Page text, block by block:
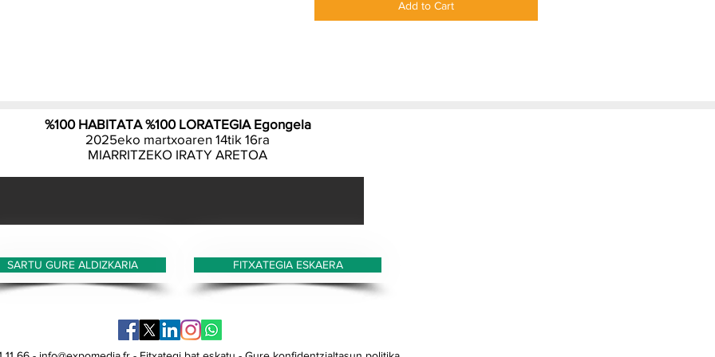
Add to Cart
%100 HABITATA %100 LORATEGIA Egongela
2025eko martxoaren 14tik 16ra
MIARRITZEKO IRATY ARETOA
SARTU GURE ALDIZKARIA FITXATEGIA ESKAERA